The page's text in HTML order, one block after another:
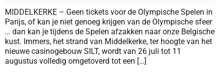
MIDDELKERKE – Geen tickets voor de Olympische Spelen in
Parijs, of kan je niet genoeg krijgen van de Olympische sfeer
… dan kan je tijdens de Spelen afzakken naar onze Belgische
kust. Immers, het strand van Middelkerke, ter hoogte van het
nieuwe casinogebouw SILT, wordt van 26 juli tot 11
augustus volledig omgetoverd tot een […]